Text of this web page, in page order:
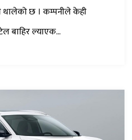
थालेको छ । कम्पनीले केही
बाहिर ल्याएक...